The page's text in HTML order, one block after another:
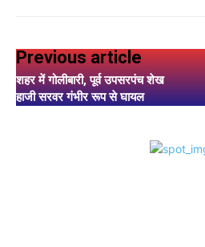
Previous article
शहर में गोलीबारी, पूर्व उपसरपंच शेख
हाजी सरवर गंभीर रूप से घायल